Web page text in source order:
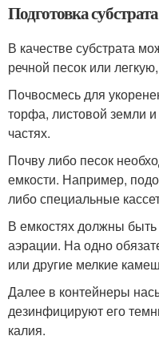
Подготовка
В качестве субстрата
речной песок или
Почвосмесь для
торфа, листовой земли
частях.
Почву либо песок
емкости. Например,
либо специальные
В емкостях должны
аэрации. На одно
или другие мелкие
Далее в контейнеры
дезинфицируют его
калия.